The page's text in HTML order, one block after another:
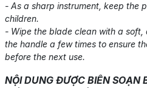
- As a sharp instrument, keep the
children.
- Wipe the blade clean with a
the handle a few times to ensure
before the next use.
NỘI DUNG ĐƯỢC BIÊN SOẠN